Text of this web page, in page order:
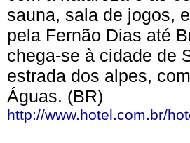
sauna, sala de jogos,
pela Fernão Dias até
chega-se à cidade de
estrada dos alpes,
Águas. (BR)
http://www.hotel.com.br/